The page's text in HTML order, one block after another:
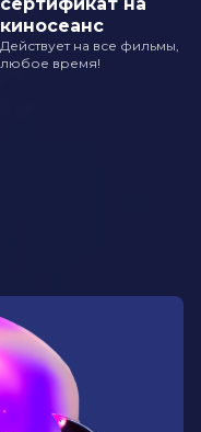
киносеанс
Действует на все фильмы, в
любое время!